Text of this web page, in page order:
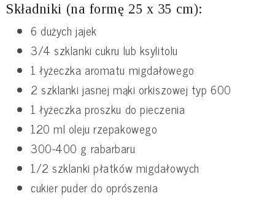
Składniki (na formę 25 x 35 cm):
6 dużych jajek
3/4 szklanki cukru lub ksylitolu
1 łyżeczka aromatu migdałowego
2 szklanki jasnej mąki orkiszowej typ 600
1 łyżeczka proszku do pieczenia
120 ml oleju rzepakowego
300-400 g rabarbaru
1/2 szklanki płatków migdałowych
cukier puder do oprószenia